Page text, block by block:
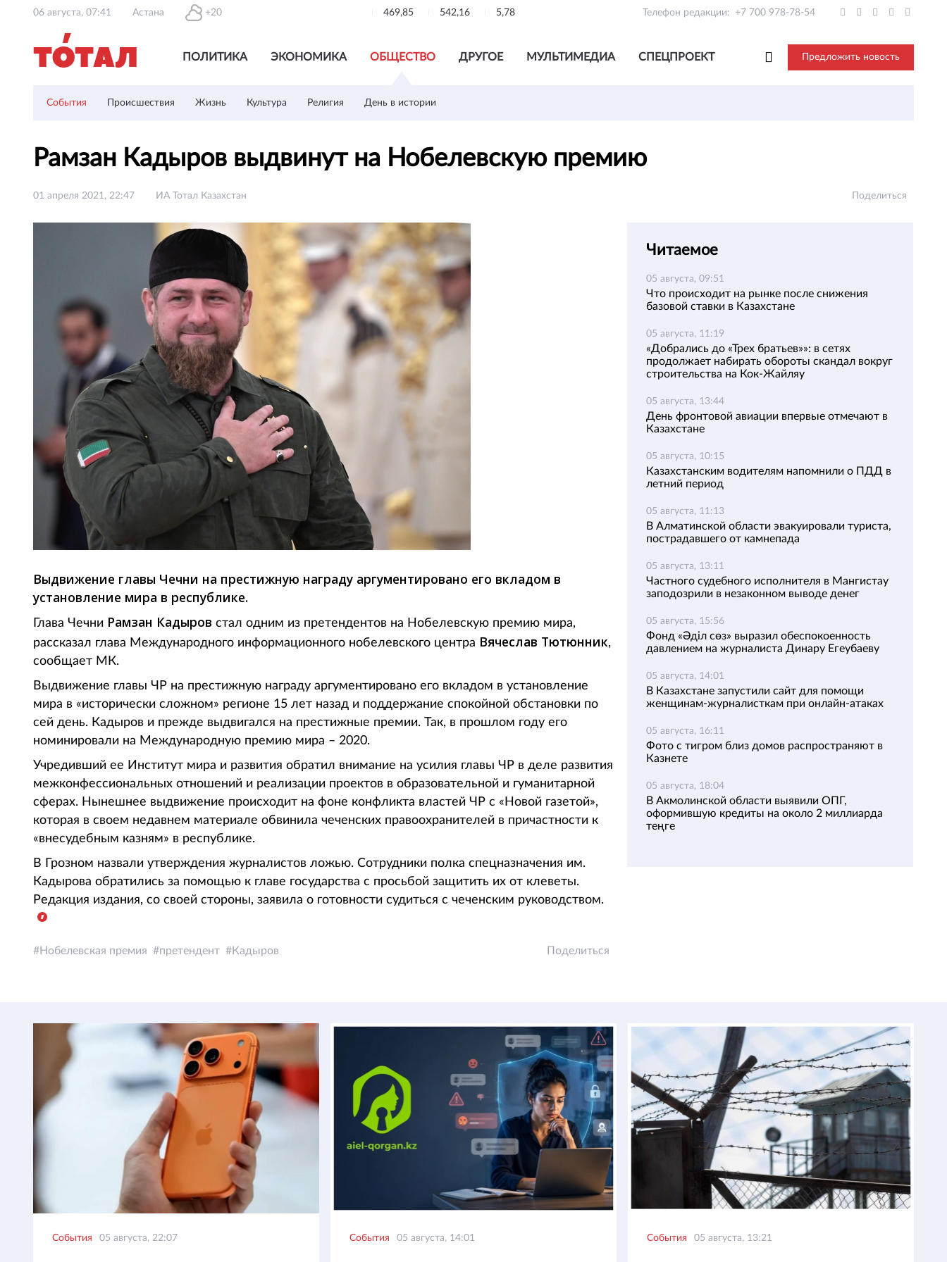
06 августа, 07:41 Астана +20 469,85 542,16 5,78 Телефон редакции: +7 700 978-78-54
ПОЛИТИКА ЭКОНОМИКА ОБЩЕСТВО ДРУГОЕ МУЛЬТИМЕДИА СПЕЦПРОЕКТ Предложить новость
События Происшествия Жизнь Культура Религия День в истории
Рамзан Кадыров выдвинут на Нобелевскую премию
01 апреля 2021, 22:47 ИА Тотал Казахстан Поделиться
Выдвижение главы Чечни на престижную награду аргументировано его вкладом в
установление мира в республике.
Глава Чечни Рамзан Кадыров стал одним из претендентов на Нобелевскую премию мира,
рассказал глава Международного информационного нобелевского центра Вячеслав Тютюнник,
сообщает МК.
Выдвижение главы ЧР на престижную награду аргументировано его вкладом в установление
мира в «исторически сложном» регионе 15 лет назад и поддержание спокойной обстановки по
сей день. Кадыров и прежде выдвигался на престижные премии. Так, в прошлом году его
номинировали на Международную премию мира – 2020.
Учредивший ее Институт мира и развития обратил внимание на усилия главы ЧР в деле развития
межконфессиональных отношений и реализации проектов в образовательной и гуманитарной
сферах. Нынешнее выдвижение происходит на фоне конфликта властей ЧР с «Новой газетой»,
которая в своем недавнем материале обвинила чеченских правоохранителей в причастности к
«внесудебным казням» в республике.
В Грозном назвали утверждения журналистов ложью. Сотрудники полка спецназначения им.
Кадырова обратились за помощью к главе государства с просьбой защитить их от клеветы.
Редакция издания, со своей стороны, заявила о готовности судиться с чеченским руководством.
Нобелевская премия претендент Кадыров Поделиться
Читаемое
05 августа, 09:51
Что происходит на рынке после снижения
базовой ставки в Казахстане
05 августа, 11:19
«Добрались до «Трех братьев»»: в сетях
продолжает набирать обороты скандал вокруг
строительства на Кок-Жайляу
05 августа, 13:44
День фронтовой авиации впервые отмечают в
Казахстане
05 августа, 10:15
Казахстанским водителям напомнили о ПДД в
летний период
05 августа, 11:13
В Алматинской области эвакуировали туриста,
пострадавшего от камнепада
05 августа, 13:11
Частного судебного исполнителя в Мангистау
заподозрили в незаконном выводе денег
05 августа, 15:56
Фонд «Әділ сөз» выразил обеспокоенность
давлением на журналиста Динару Егеубаеву
05 августа, 14:01
В Казахстане запустили сайт для помощи
женщинам-журналисткам при онлайн-атаках
05 августа, 16:11
Фото с тигром близ домов распространяют в
Казнете
05 августа, 18:04
В Акмолинской области выявили ОПГ,
оформившую кредиты на около 2 миллиарда
теңге
События 05 августа, 22:07 События 05 августа, 14:01 События 05 августа, 13:21